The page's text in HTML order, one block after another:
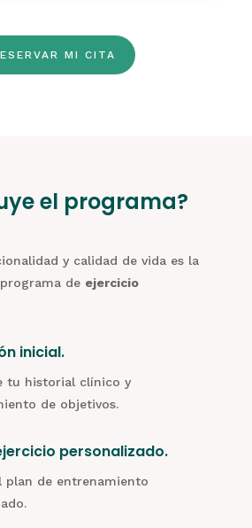
MI CITA
el programa?
y calidad de vida es la
de ejercicio
inicial.
tu historial clínico y
de objetivos.
personalizado.
plan de entrenamiento